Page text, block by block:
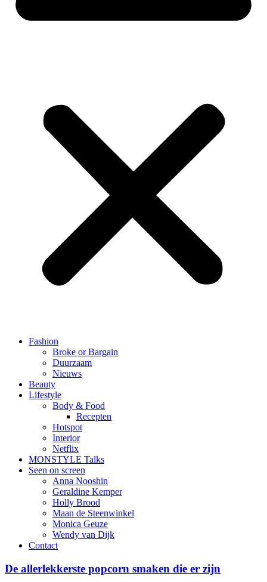
Fashion
Broke or Bargain
Duurzaam
Nieuws
Beauty
Lifestyle
Body & Food
Recepten
Hotspot
Interior
Netflix
MONSTYLE Talks
Seen on screen
Anna Nooshin
Geraldine Kemper
Holly Brood
Maan de Steenwinkel
Monica Geuze
Wendy van Dijk
Contact
De allerlekkerste popcorn smaken die er zijn